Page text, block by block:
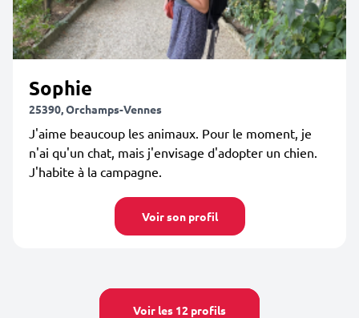
Sophie
25390, Orchamps-Vennes
J'aime beaucoup les animaux. Pour le moment, je
n'ai qu'un chat, mais j'envisage d'adopter un chien.
J'habite à la campagne.
Voir son profil
Voir les 12 profils